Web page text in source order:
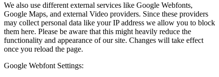
We also use different external services like Google Webfonts,
Google Maps, and external Video providers. Since these providers
may collect personal data like your IP address we allow you to block
them here. Please be aware that this might heavily reduce the
functionality and appearance of our site. Changes will take effect
once you reload the page.
Google Webfont Settings: